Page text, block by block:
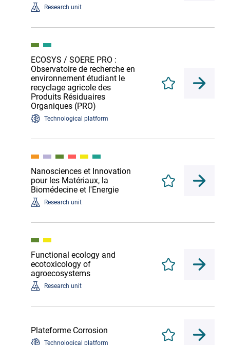
Research unit
ECOSYS / SOERE PRO :
Observatoire de recherche en
environnement étudiant le
recyclage agricole des
Produits Résiduaires
Organiques (PRO)
Technological platform
Enregistrer
Nanosciences et Innovation
pour les Matériaux, la
Biomédecine et l'Energie
Research unit
Enregistrer
Functional ecology and
ecotoxicology of
agroecosystems
Research unit
Enregistrer
Plateforme Corrosion
Technological platform Enregistrer